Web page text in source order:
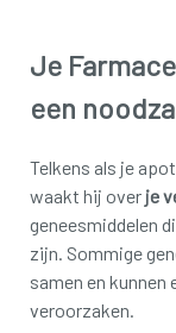
Je
een
Telkens als je
waakt hij over je
geneesmiddelen
zijn. Sommige
samen en
veroorzaken.